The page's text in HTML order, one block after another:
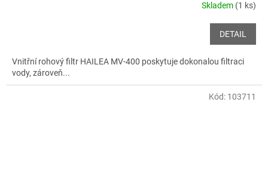
Skladem (1 ks)
DETAIL
Vnitřní rohový filtr HAILEA MV-400 poskytuje dokonalou filtraci
vody, zároveň...
Kód: 103711